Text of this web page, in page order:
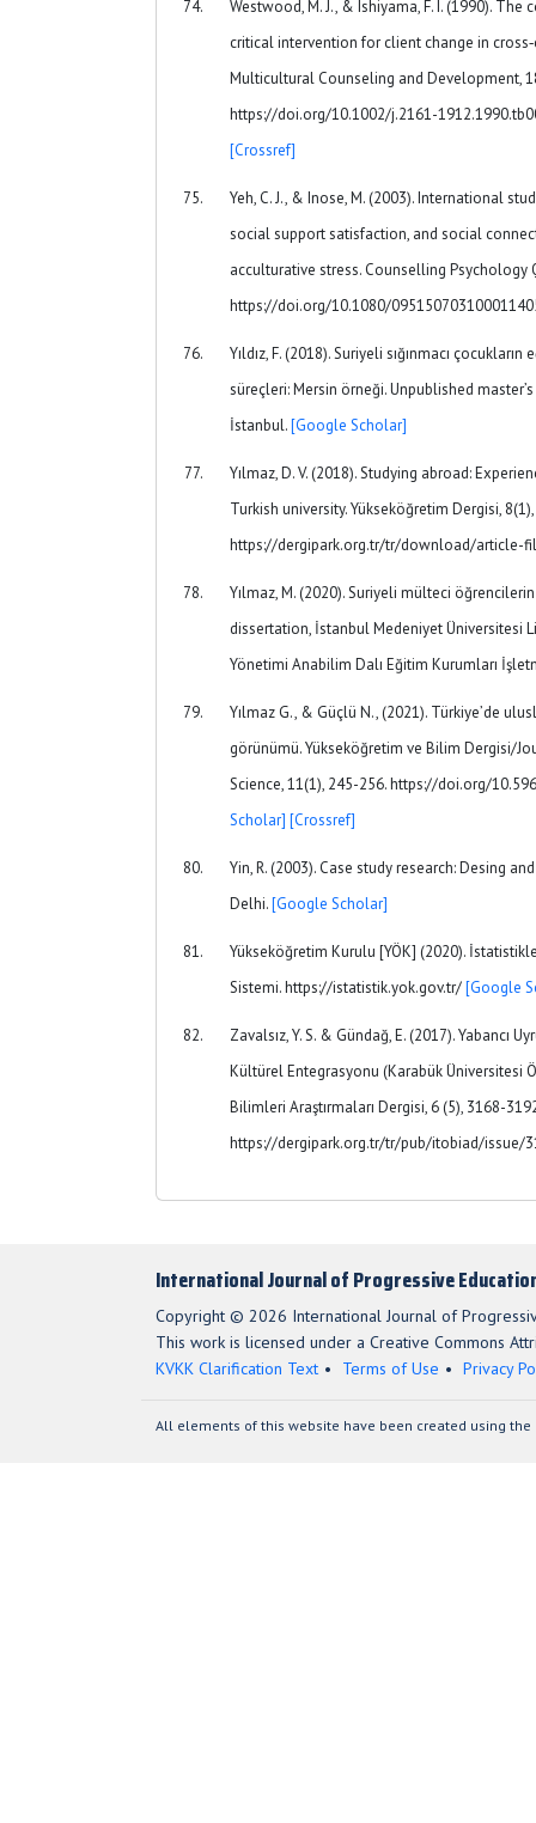
Westwood, M. J., & Ishiyama, F. I. (1990).
critical intervention for client change in
Multicultural Counseling and Development,
https://doi.org/10.1002/j.2161-
[Crossref]
Yeh, C. J., & Inose, M. (2003). International
social support satisfaction, and social
acculturative stress. Counselling Psychology
https://doi.org/10.1080/
Yıldız, F. (2018). Suriyeli sığınmacı
süreçleri: Mersin örneği. Unpublished
İstanbul.[Google Scholar]
Yılmaz, D. V. (2018). Studying abroad:
Turkish university. Yükseköğretim Dergisi,
https://dergipark.org.tr/tr/download/article-
Yılmaz, M. (2020). Suriyeli mülteci
dissertation, İstanbul Medeniyet Üniversitesi
Yönetimi Anabilim Dalı Eğitim Kurumları
Yılmaz G., & Güçlü N., (2021). Türkiye’de
görünümü. Yükseköğretim ve Bilim Dergisi/
Science, 11(1), 245-256. https://doi.org/
Scholar] [Crossref]
Yin, R. (2003). Case study research: Desing
Delhi.[Google Scholar]
Yükseköğretim Kurulu [YÖK] (2020).
Sistemi. https://istatistik.yok.gov.tr/[Google
Zavalsız, Y. S. & Gündağ, E. (2017). Yabancı
Kültürel Entegrasyonu (Karabük Üniversitesi
Bilimleri Araştırmaları Dergisi, 6 (5), 3168-
https://dergipark.org.tr/tr/pub/itobiad/issue/
International Journal of Progressive
Copyright © 2026 International Journal of
This work is licensed under a Creative Commons
KVKK Clarification Text
Terms of Use Privacy
All elements of this website have been created using the